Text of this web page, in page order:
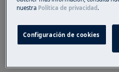
Tenga en cuenta que la
reparación no profesional
consecuencias para la
nuestra Política de privacidad .
Configuración de cookies